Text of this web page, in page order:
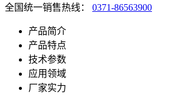
全国统一销售热线：
0371-86563900
产品简介
产品特点
技术参数
应用领域
厂家实力